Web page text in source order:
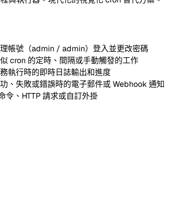
帳號（admin / admin）登入並更改密碼
cron 的定時、間隔或手動觸發的工作
執行時的即時日誌輸出和進度
、失敗或錯誤時的電子郵件或 Webhook 通知
、HTTP 請求或自訂外掛